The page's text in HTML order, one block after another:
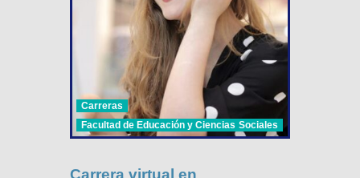
Carreras
Facultad de Educación y Ciencias Sociales
Carrera virtual en